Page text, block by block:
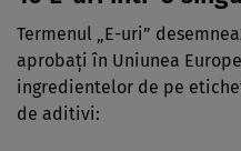
Termenul „E-uri”
aprobați în Uniunea
ingredientelor de pe
de aditivi: